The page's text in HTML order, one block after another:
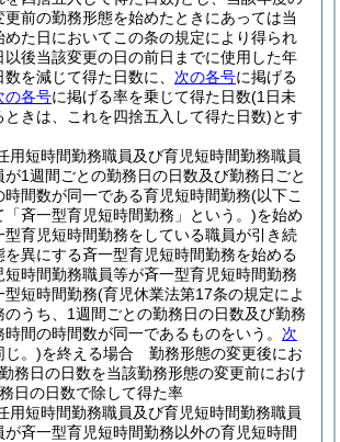
前の勤務形態を始めたときにあっては当
めた日においてこの条の規定により得られ
以後当該変更の日の前日までに使用した年
を減じて得た日数に、 次の各号に掲げる
の各号に掲げる率を乗じて得た日数(1日未
ときは、これを四捨五入して得た日数)とす
用短時間勤務職員及び育児短時間勤務職員
が1週間ごとの勤務日の日数及び勤務日ごと
時間数が同一である育児短時間勤務(以下こ
「斉一型育児短時間勤務」という。)を始め
型育児短時間勤務をしている職員が引き続
を異にする斉一型育児短時間勤務を始める
短時間勤務職員等が斉一型育児短時間勤務
型短時間勤務(育児休業法第17条の規定によ
のうち、1週間ごとの勤務日の日数及び勤務
時間の時間数が同一であるものをいう。 次
じ。)を終える場合 勤務形態の変更後にお
務日の日数を当該勤務形態の変更前におけ
日の日数で除して得た率
用短時間勤務職員及び育児短時間勤務職員
が斉一型育児短時間勤務以外の育児短時間